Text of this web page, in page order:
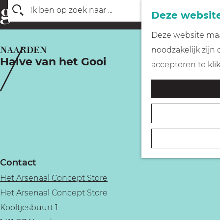
Deze
Deze website
noodzakelijk zijn
accepteren te
G
a
n
a
o
m
e
p
e
Halve van het Gooi
NAARDEN
Contact
Het Arsenaal Concept Store
Het Arsenaal Concept Store
Kooltjesbuurt 1